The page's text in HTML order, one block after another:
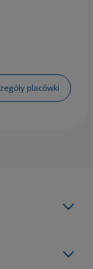
placówki